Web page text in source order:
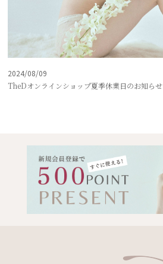
2024/08/09
TheDオンラインショップ夏季休業日のお知らせ